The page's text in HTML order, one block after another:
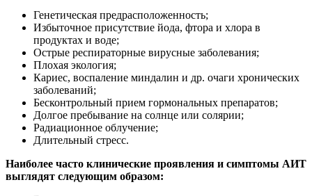
Генетическая предрасположенность;
Избыточное присутствие йода, фтора и хлора в
продуктах и воде;
Острые респираторные вирусные заболевания;
Плохая экология;
Кариес, воспаление миндалин и др. очаги хронических
заболеваний;
Бесконтрольный прием гормональных препаратов;
Долгое пребывание на солнце или солярии;
Радиационное облучение;
Длительный стресс.
Наиболее часто клинические проявления и симптомы АИТ
выглядят следующим образом: